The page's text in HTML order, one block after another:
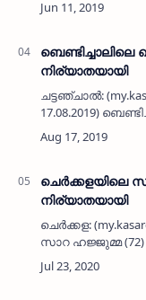
ദമ്പതികളുടെ
ബെണ്ടിച്ചാലിലെ
നിര്യാതയായി
ചട്ടഞ്ചാല്‍:
17.08.2019)
മക്കള്‍: സുഹറ,
ചെര്‍ക്കളയിലെ
നിര്യാതയായി
ചെര്‍ക്കള:
സാറ ഹജ്ജുമ്മ
വടക്കേര
ഭാര്യയാണ്. മക്കള്‍: